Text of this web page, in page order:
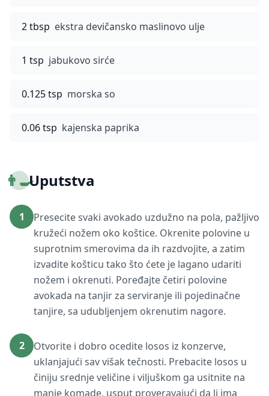
2 tbsp ekstra devičansko maslinovo ulje
1 tsp jabukovo sirće
0.125 tsp morska so
0.06 tsp kajenska paprika
👨‍🍳Uputstva
1
Presecite svaki avokado uzdužno na pola, pažljivo
kružeći nožem oko koštice. Okrenite polovine u
suprotnim smerovima da ih razdvojite, a zatim
izvadite košticu tako što ćete je lagano udariti
nožem i okrenuti. Poređajte četiri polovine
avokada na tanjir za serviranje ili pojedinačne
tanjire, sa udubljenjem okrenutim nagore.
2
Otvorite i dobro ocedite losos iz konzerve,
uklanjajući sav višak tečnosti. Prebacite losos u
činiju srednje veličine i viljuškom ga usitnite na
manje komade, usput proveravajući da li ima